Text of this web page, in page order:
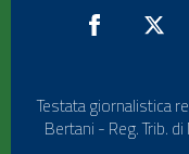
Testata giornalistica
Bertani - Reg. Trib.